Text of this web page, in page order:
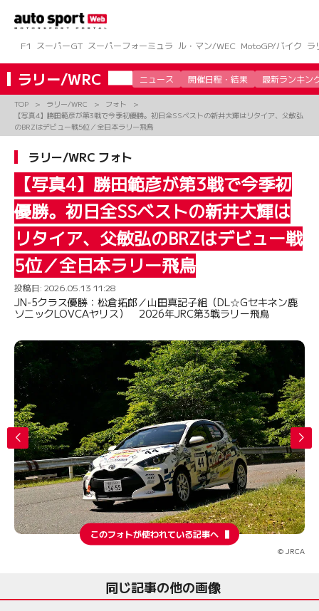
ツ
へ
ス
キ
F1 スーパーGT スーパーフォーミュラ ル・マン/WEC MotoGP/バイク ラ
ラリー/WRC ニュース 開催日程・結果 最新ランキン
TOP ラリー/WRC
フォト
【写真4】勝田範彦が第3戦で今季初優勝。初日全SSベストの新井大輝はリタイア、父敏弘
のBRZはデビュー戦5位／全日本ラリー飛鳥
ラリー/WRC フォト
【写真4】勝田範彦が第3戦で今季初
優勝。初日全SSベストの新井大輝は
リタイア、父敏弘のBRZはデビュー戦
5位／全日本ラリー飛鳥
投稿日: 2026.05.13 11:28
JN-5クラス優勝：松倉拓郎／山田真記子組（DL☆Gセキネン鹿
ソニックLOVCAヤリス） 2026年JRC第3戦ラリー飛鳥
このフォトが使われている記事へ
© JRCA
同じ記事の他の画像